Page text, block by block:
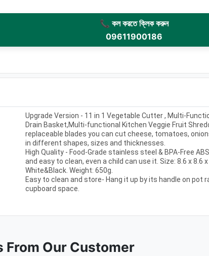
📞 কল করতে ক্লিক করুন
09611900186
Upgrade Version - 11 in 1 Vegetable Cutter , Multi-
Drain Basket,Multi-functional Kitchen Veggie Fruit
replaceable blades you can cut cheese, tomatoes,
in different shapes, sizes and thicknesses.
High Quality - Food-Grade stainless steel & BPA-Free
and easy to clean, even a child can use it. Size: 8.6 x 8.6 x
White&Black. Weight: 650g.
Easy to clean and store- Hang it up by its handle on pot
cupboard space.
From Our Customer